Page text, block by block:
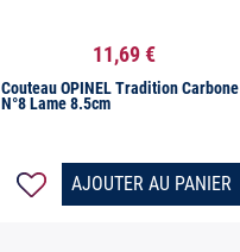
Aperçu rapide
11,69 €
Couteau OPINEL Tradition Carbone
N°8 Lame 8.5cm
AJOUTER AU PANIER